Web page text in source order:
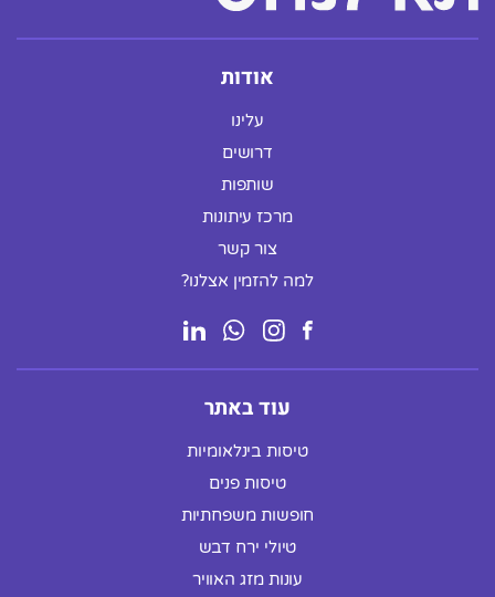
אודות
עלינו
דרושים
שותפות
מרכז עיתונות
צור קשר
למה להזמין אצלנו?
עוד באתר
טיסות בינלאומיות
טיסות פנים
חופשות משפחתיות
טיולי ירח דבש
עונות מזג האוויר